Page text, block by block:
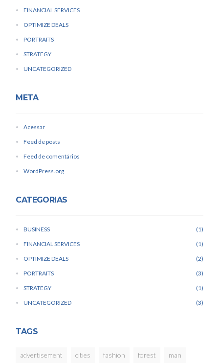
FINANCIAL SERVICES
OPTIMIZE DEALS
PORTRAITS
STRATEGY
UNCATEGORIZED
META
Acessar
Feed de posts
Feed de comentários
WordPress.org
CATEGORIAS
BUSINESS
1
FINANCIAL SERVICES
1
OPTIMIZE DEALS
2
PORTRAITS
3
STRATEGY
1
UNCATEGORIZED
3
TAGS
advertisement cities fashion forest man